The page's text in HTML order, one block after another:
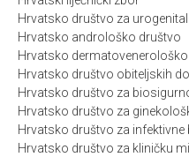
Hrvatsko društvo za
Hrvatsko androloško društvo
Hrvatsko
Hrvatsko društvo obiteljskih
Hrvatsko društvo za
Hrvatsko društvo za
Hrvatsko društvo za infektivne
Hrvatsko društvo za kliničku